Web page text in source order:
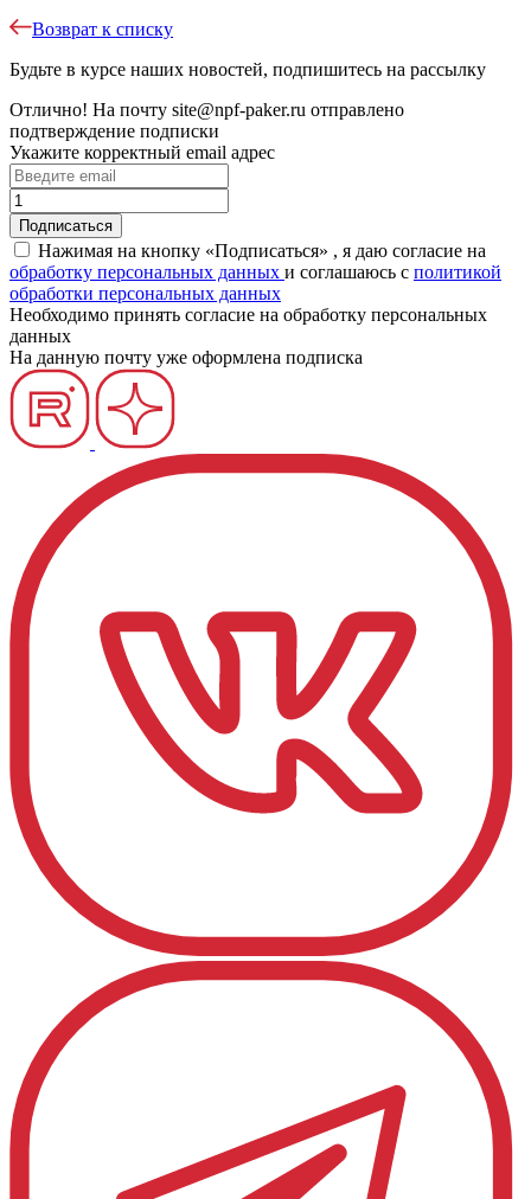
Возврат к списку
Будьте в курсе наших новостей, подпишитесь на рассылку
Отлично! На почту site@npf-paker.ru отправлено
подтверждение подписки
Укажите корректный email адрес
Нажимая на кнопку «Подписаться» , я даю согласие на
обработку персональных данных и соглашаюсь c политикой
обработки персональных данных
Необходимо принять согласие на обработку персональных
данных
На данную почту уже оформлена подписка